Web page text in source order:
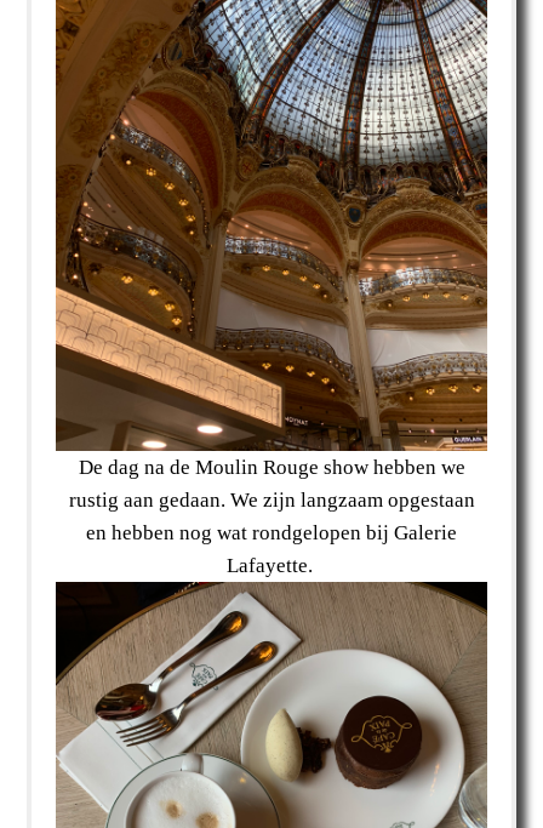
De dag na de Moulin Rouge show hebben we
rustig aan gedaan. We zijn langzaam opgestaan
en hebben nog wat rondgelopen bij Galerie
Lafayette.